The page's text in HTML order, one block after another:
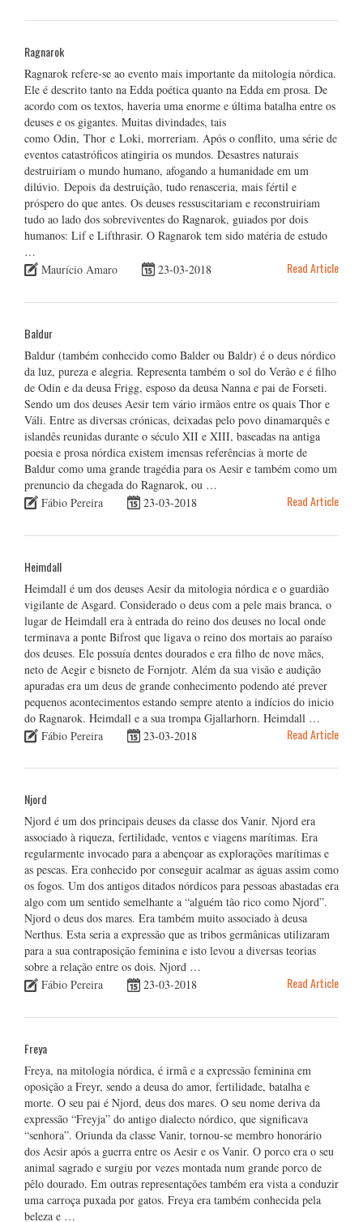
Ragnarok
Ragnarok refere-se ao evento mais importante da mitologia nórdica.
Ele é descrito tanto na Edda poética quanto na Edda em prosa. De
acordo com os textos, haveria uma enorme e última batalha entre os
deuses e os gigantes. Muitas divindades, tais
como Odin, Thor e Loki, morreriam. Após o conflito, uma série de
eventos catastróficos atingiria os mundos. Desastres naturais
destruiriam o mundo humano, afogando a humanidade em um
dilúvio. Depois da destruição, tudo renasceria, mais fértil e
próspero do que antes. Os deuses ressuscitariam e reconstruiriam
tudo ao lado dos sobreviventes do Ragnarok, guiados por dois
humanos: Lif e Lifthrasir. O Ragnarok tem sido matéria de estudo
…
Maurício Amaro
23-03-2018 Read Article
Baldur
Baldur (também conhecido como Balder ou Baldr) é o deus nórdico
da luz, pureza e alegria. Representa também o sol do Verão e é filho
de Odin e da deusa Frigg, esposo da deusa Nanna e pai de Forseti.
Sendo um dos deuses Aesir tem vário irmãos entre os quais Thor e
Váli. Entre as diversas crónicas, deixadas pelo povo dinamarquês e
islandês reunidas durante o século XII e XIII, baseadas na antiga
poesia e prosa nórdica existem imensas referências à morte de
Baldur como uma grande tragédia para os Aesir e também como um
prenuncio da chegada do Ragnarok, ou …
Fábio Pereira
23-03-2018 Read Article
Heimdall
Heimdall é um dos deuses Aesir da mitologia nórdica e o guardião
vigilante de Asgard. Considerado o deus com a pele mais branca, o
lugar de Heimdall era à entrada do reino dos deuses no local onde
terminava a ponte Bifrost que ligava o reino dos mortais ao paraíso
dos deuses. Ele possuía dentes dourados e era filho de nove mães,
neto de Aegir e bisneto de Fornjotr. Além da sua visão e audição
apuradas era um deus de grande conhecimento podendo até prever
pequenos acontecimentos estando sempre atento a indícios do inicio
do Ragnarok. Heimdall e a sua trompa Gjallarhorn. Heimdall …
Fábio Pereira
23-03-2018 Read Article
Njord
Njord é um dos principais deuses da classe dos Vanir. Njord era
associado à riqueza, fertilidade, ventos e viagens marítimas. Era
regularmente invocado para a abençoar as explorações marítimas e
as pescas. Era conhecido por conseguir acalmar as águas assim como
os fogos. Um dos antigos ditados nórdicos para pessoas abastadas era
algo com um sentido semelhante a “alguém tão rico como Njord”.
Njord o deus dos mares. Era também muito associado à deusa
Nerthus. Esta seria a expressão que as tribos germânicas utilizaram
para a sua contraposição feminina e isto levou a diversas teorias
sobre a relação entre os dois. Njord …
Fábio Pereira
23-03-2018 Read Article
Freya
Freya, na mitologia nórdica, é irmã e a expressão feminina em
oposição a Freyr, sendo a deusa do amor, fertilidade, batalha e
morte. O seu pai é Njord, deus dos mares. O seu nome deriva da
expressão “Freyja” do antigo dialecto nórdico, que significava
“senhora”. Oriunda da classe Vanir, tornou-se membro honorário
dos Aesir após a guerra entre os Aesir e os Vanir. O porco era o seu
animal sagrado e surgiu por vezes montada num grande porco de
pêlo dourado. Em outras representações também era vista a conduzir
uma carroça puxada por gatos. Freya era também conhecida pela
beleza e …